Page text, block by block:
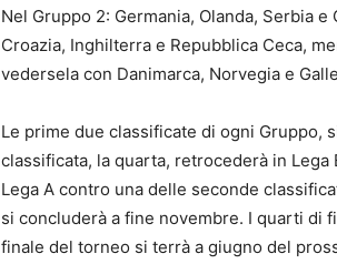
Nel Gruppo 2: Germania, Olanda, Serbia
Croazia, Inghilterra e Repubblica Ceca,
vedersela con Danimarca, Norvegia e
Le prime due classificate di ogni Gruppo,
classificata, la quarta, retrocederà in
Lega A contro una delle seconde
si concluderà a fine novembre. I quarti di
finale del torneo si terrà a giugno del